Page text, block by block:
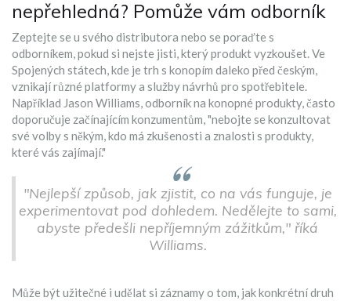
nepřehledná? Pomůže vám odborník
Zeptejte se u svého distributora nebo se poraďte s
odborníkem, pokud si nejste jisti, který produkt vyzkoušet. Ve
Spojených státech, kde je trh s konopím daleko před českým,
vznikají různé platformy a služby návrhů pro spotřebitele.
Například Jason Williams, odborník na konopné produkty, často
doporučuje začínajícím konzumentům, "nebojte se konzultovat
své volby s někým, kdo má zkušenosti a znalosti s produkty,
které vás zajímají."
"Nejlepší způsob, jak zjistit, co na vás funguje, je
experimentovat pod dohledem. Nedělejte to sami,
abyste předešli nepříjemným zážitkům," říká
Williams.
Může být užitečné i udělat si záznamy o tom, jak konkrétní druh